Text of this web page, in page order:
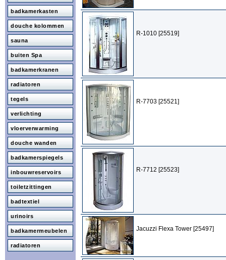
badkamerkasten
douche kolommen
sauna
buiten Spa
badkamerkranen
radiatoren
tegels
verlichting
vloerverwarming
douche wanden
badkamerspiegels
inbouwreservoirs
toiletzittingen
badtextiel
urinoirs
badkamermeubelen
radiatoren
R-1010 [25519]
R-7703 [25521]
R-7712 [25523]
Jacuzzi Flexa Tower [25497]